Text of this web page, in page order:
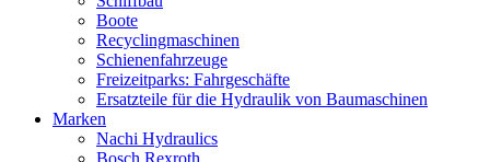
Boote
Recyclingmaschinen
Schienenfahrzeuge
Freizeitparks: Fahrgeschäfte
Ersatzteile für die Hydraulik von Baumaschinen
Marken
Nachi Hydraulics
Bosch Rexroth